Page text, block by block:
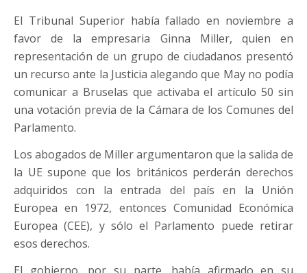
El Tribunal Superior había fallado en noviembre a
favor de la empresaria Ginna Miller, quien en
representación de un grupo de ciudadanos presentó
un recurso ante la Justicia alegando que May no podía
comunicar a Bruselas que activaba el artículo 50 sin
una votación previa de la Cámara de los Comunes del
Parlamento.
Los abogados de Miller argumentaron que la salida de
la UE supone que los británicos perderán derechos
adquiridos con la entrada del país en la Unión
Europea en 1972, entonces Comunidad Económica
Europea (CEE), y sólo el Parlamento puede retirar
esos derechos.